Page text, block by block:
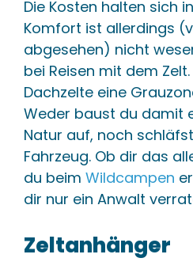
Die Kosten halten sich
Komfort ist allerdings
abgesehen) nicht
bei Reisen mit dem
Dachzelte eine
Weder baust du damit
Natur auf, noch
Fahrzeug. Ob dir das
du beim Wildcampen
dir nur ein Anwalt
Zeltanhänger